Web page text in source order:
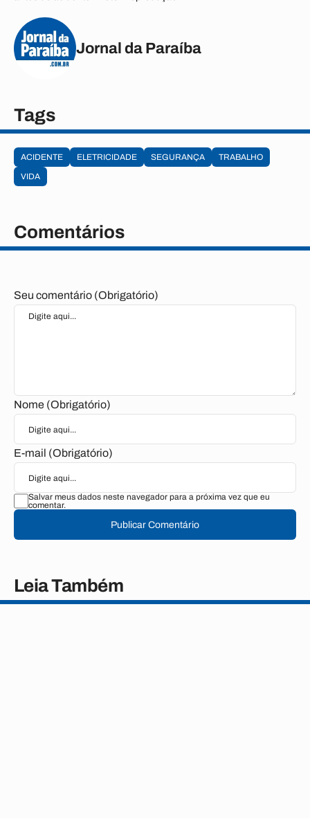
Jornal da Paraíba
Tags
ACIDENTE ELETRICIDADE SEGURANÇA
TRABALHO
VIDA
Comentários
Seu comentário (Obrigatório)
Nome (Obrigatório)
E-mail (Obrigatório)
Salvar meus dados neste navegador para a próxima vez que eu
comentar.
Publicar Comentário
Leia Também